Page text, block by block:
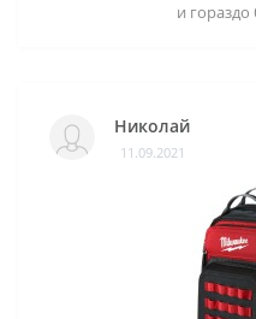
и гораздо
Николай
11.09.2021